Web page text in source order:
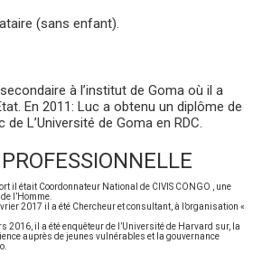
(sans enfant).
à l’institut de Goma où il a
En 2011: Luc a obtenu un diplôme de
L’Université de Goma en RDC.
il était Coordonnateur National de CIVIS CONGO , une
l’Homme.
2017 il a été Chercheur et consultant, à l’organisation «
2016, il a été enquêteur de l’Université de Harvard sur, la
auprès de jeunes vulnérables et la gouvernance